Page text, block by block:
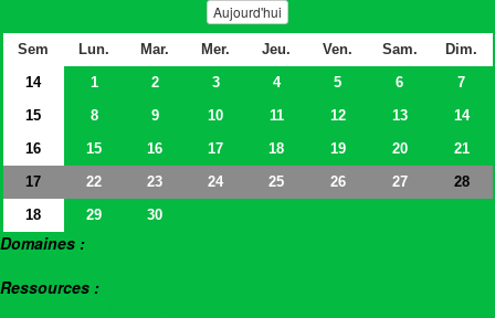
Aujourd'hui
Sem Lun. Mar. Mer. Jeu. Ven. Sam.
Dim.
14
1 2 3 4 5 6
7
15
8 9 10 11 12 13
14
16
15 16 17 18 19 20
21
17
22 23 24 25 26 27
28
18
29 30
Domaines :
Ressources :